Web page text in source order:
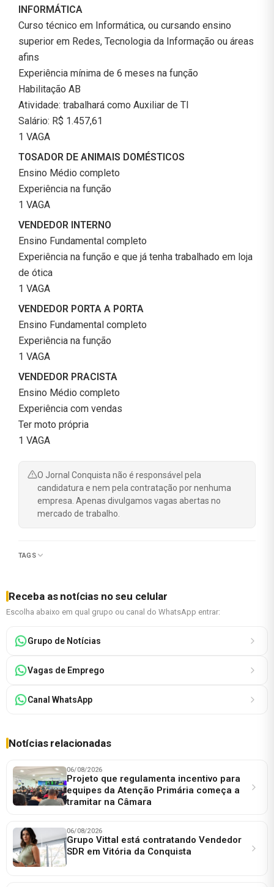
INFORMÁTICA
Curso técnico em Informática, ou cursando ensino
superior em Redes, Tecnologia da Informação ou áreas
afins
Experiência mínima de 6 meses na função
Habilitação AB
Atividade: trabalhará como Auxiliar de TI
Salário: R$ 1.457,61
1 VAGA
TOSADOR DE ANIMAIS DOMÉSTICOS
Ensino Médio completo
Experiência na função
1 VAGA
VENDEDOR INTERNO
Ensino Fundamental completo
Experiência na função e que já tenha trabalhado em loja
de ótica
1 VAGA
VENDEDOR PORTA A PORTA
Ensino Fundamental completo
Experiência na função
1 VAGA
VENDEDOR PRACISTA
Ensino Médio completo
Experiência com vendas
Ter moto própria
1 VAGA
O Jornal Conquista não é responsável pela
candidatura e nem pela contratação por nenhuma
empresa. Apenas divulgamos vagas abertas no
mercado de trabalho.
TAGS
Receba as notícias no seu celular
Escolha abaixo em qual grupo ou canal do WhatsApp entrar:
Grupo de Notícias
Vagas de Emprego
Canal WhatsApp
Notícias relacionadas
06/08/2026
Projeto que regulamenta incentivo para
equipes da Atenção Primária começa a
tramitar na Câmara
06/08/2026
Grupo Vittal está contratando Vendedor
SDR em Vitória da Conquista